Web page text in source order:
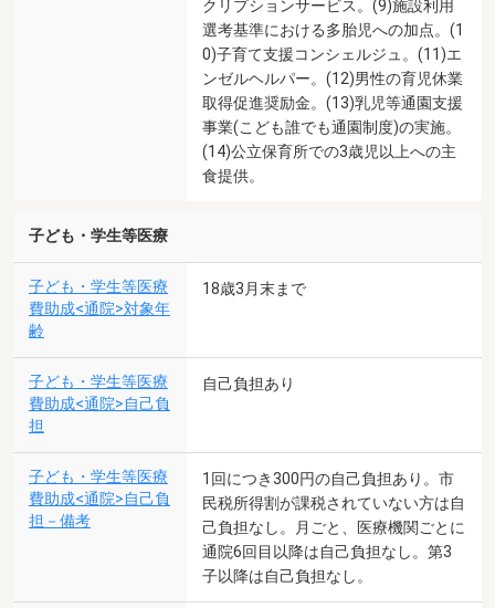
クリプションサービス。(9)施設利用
選考基準における多胎児への加点。(1
0)子育て支援コンシェルジュ。(11)エ
ンゼルヘルパー。(12)男性の育児休業
取得促進奨励金。(13)乳児等通園支援
事業(こども誰でも通園制度)の実施。
(14)公立保育所での3歳児以上への主
食提供。
子ども・学生等医療
子ども・学生等医療
費助成<通院>対象年
齢
18歳3月末まで
子ども・学生等医療
費助成<通院>自己負
担
自己負担あり
子ども・学生等医療
費助成<通院>自己負
担－備考
1回につき300円の自己負担あり。市
民税所得割が課税されていない方は自
己負担なし。月ごと、医療機関ごとに
通院6回目以降は自己負担なし。第3
子以降は自己負担なし。